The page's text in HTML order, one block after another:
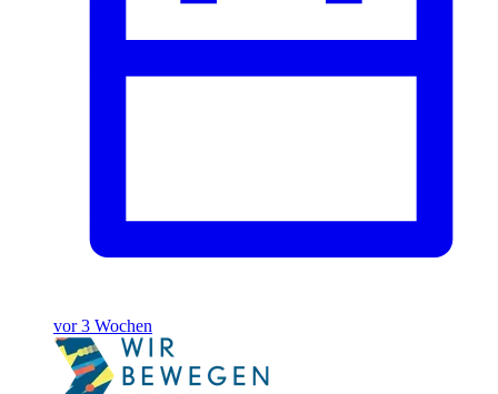
vor 3 Wochen